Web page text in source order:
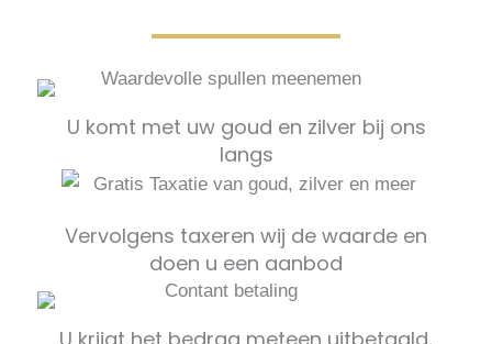
U komt met uw goud en zilver bij ons
langs
Vervolgens taxeren wij de waarde en
doen u een aanbod